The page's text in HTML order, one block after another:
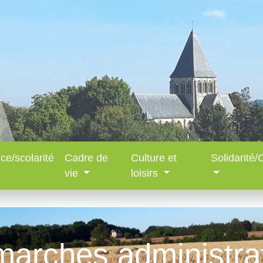
scolarité
Cadre de
vie
Culture et
loisirs
Solidarité/